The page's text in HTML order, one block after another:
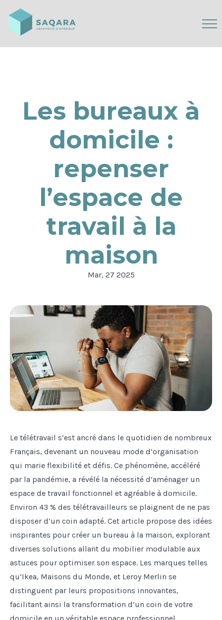
Les bureaux à
domicile :
repenser
l’espace de
travail à la
maison
Mar, 27 2025
Le télétravail s’est ancré dans le quotidien de nombreux
Français, devenant un nouveau mode d’organisation
qui marie flexibilité et défis. Ce phénomène, accéléré
par la pandémie, a révélé la nécessité d’aménager un
espace de travail fonctionnel et agréable à domicile.
Environ 43 % des télétravailleurs se plaignent de ne pas
disposer d’un coin adapté. Cet article propose des idées
inspirantes pour créer un bureau à la maison, explorant
diverses solutions allant du mobilier modulable aux
astuces pour optimiser son espace. Les marques telles
qu’Ikea, Maisons du Monde, et Leroy Merlin se
distinguent par leurs propositions innovantes,
facilitant ainsi la transformation d’un coin de votre